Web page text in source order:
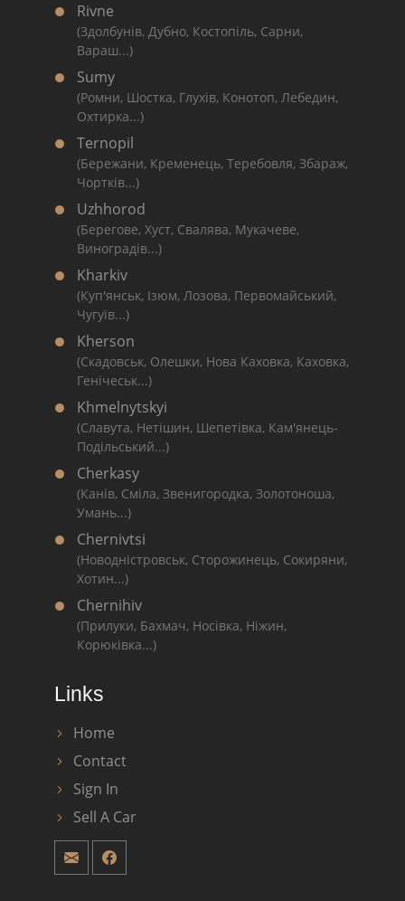
Rivne
(Здолбунів, Дубно, Костопіль, Сарни,
Вараш...)
Sumy
(Ромни, Шостка, Глухів, Конотоп, Лебедин,
Охтирка...)
Ternopil
(Бережани, Кременець, Теребовля, Збараж,
Чортків...)
Uzhhorod
(Берегове, Хуст, Свалява, Мукачеве,
Виноградів...)
Kharkiv
(Куп'янськ, Ізюм, Лозова, Первомайський,
Чугуїв...)
Kherson
(Скадовськ, Олешки, Нова Каховка, Каховка,
Генічеськ...)
Khmelnytskyi
(Славута, Нетішин, Шепетівка, Кам'янець-
Подільський...)
Cherkasy
(Канів, Сміла, Звенигородка, Золотоноша,
Умань...)
Chernivtsi
(Новодністровськ, Сторожинець, Сокиряни,
Хотин...)
Chernihiv
(Прилуки, Бахмач, Носівка, Ніжин,
Корюківка...)
Links
Home
Contact
Sign In
Sell A Car